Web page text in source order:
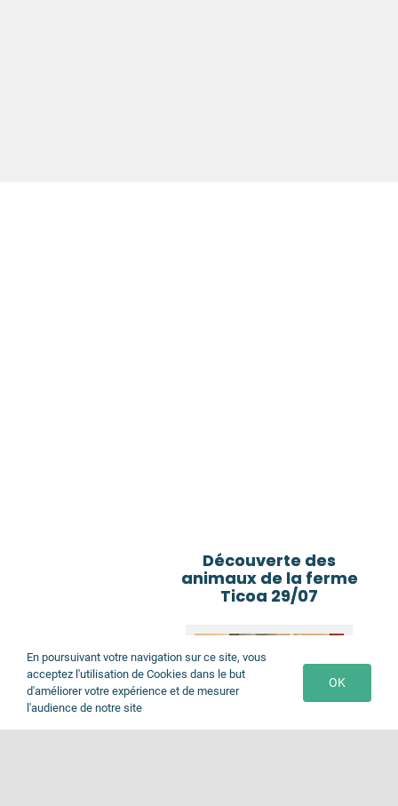
Découverte des
animaux de la ferme
Ticoa 29/07
En poursuivant votre navigation sur ce site, vous
acceptez l'utilisation de Cookies dans le but
d'améliorer votre expérience et de mesurer
l'audience de notre site
OK